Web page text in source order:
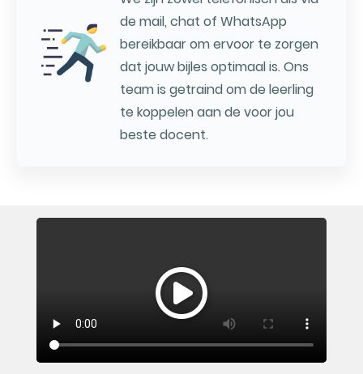
de mail, chat of WhatsApp
bereikbaar om ervoor te zorgen
dat jouw bijles optimaal is. Ons
team is getraind om de leerling
te koppelen aan de voor jou
beste docent.